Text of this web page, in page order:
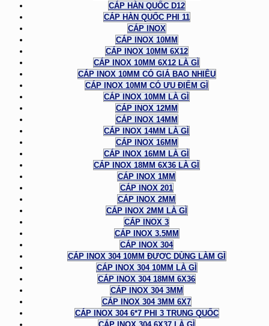
CÁP HÀN QUỐC D12
CÁP HÀN QUỐC PHI 11
CÁP INOX
CÁP INOX 10MM
CÁP INOX 10MM 6X12
CÁP INOX 10MM 6X12 LÀ GÌ
CÁP INOX 10MM CÓ GIÁ BAO NHIÊU
CÁP INOX 10MM CÓ ƯU ĐIỂM GÌ
CÁP INOX 10MM LÀ GÌ
CÁP INOX 12MM
CÁP INOX 14MM
CÁP INOX 14MM LÀ GÌ
CÁP INOX 16MM
CÁP INOX 16MM LÀ GÌ
CÁP INOX 18MM 6X36 LÀ GÌ
CÁP INOX 1MM
CÁP INOX 201
CÁP INOX 2MM
CÁP INOX 2MM LÀ GÌ
CÁP INOX 3
CÁP INOX 3.5MM
CÁP INOX 304
CÁP INOX 304 10MM ĐƯỢC DÙNG LÀM GÌ
CÁP INOX 304 10MM LÀ GÌ
CÁP INOX 304 18MM 6X36
CÁP INOX 304 3MM
CÁP INOX 304 3MM 6X7
CÁP INOX 304 6*7 PHI 3 TRUNG QUỐC